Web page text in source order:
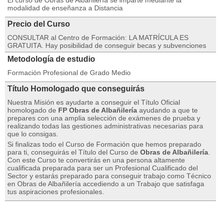
modalidad de enseñanza a Distancia
Precio del Curso
CONSULTAR al Centro de Formación: LA MATRÍCULA ES
GRATUITA. Hay posibilidad de conseguir becas y subvenciones
Metodología de estudio
Formación Profesional de Grado Medio
Título Homologado que conseguirás
Nuestra Misión es ayudarte a conseguir el Título Oficial
homologado de FP Obras de Albañilería ayudando a que te
prepares con una amplia selección de exámenes de prueba y
realizando todas las gestiones administrativas necesarias para
que lo consigas.
Si finalizas todo el Curso de Formación que hemos preparado
para ti, conseguirás el Título del Curso de Obras de Albañilería
Con este Curso te convertirás en una persona altamente
cualificada preparada para ser un Profesional Cualificado del
Sector y estarás preparado para conseguir trabajo como Técnico
en Obras de Albañilería accediendo a un Trabajo que satisfaga
tus aspiraciones profesionales.